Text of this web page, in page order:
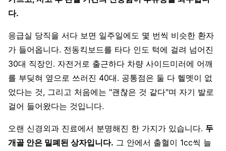
다.
응급실 당직을 서다 보면 일주일에도 몇 번씩 비슷한 환자
가 들어옵니다. 전동킥보드를 타다 인도 턱에 걸려 넘어진
30대 직장인. 자전거로 출근하다 차량 사이드미러에 어깨
를 부딪혀 옆으로 쓰러진 40대. 공통점은 둘 다 헬멧이 없
었다는 것, 그리고 처음에는 "괜찮은 것 같다"며 자기 발로
걸어 들어왔다는 것입니다.
오랜 신경외과 진료에서 분명해진 한 가지가 있습니다. 두
개골 안은 밀폐된 상자입니다. 그 안에서 출혈이 1cc씩 늘